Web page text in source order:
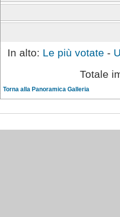
Gli ospiti non possono
In alto: Le più votate -
Totale
Torna alla Panoramica Galleria